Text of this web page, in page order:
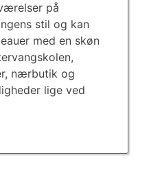
på
stil og kan
med en skøn
nærbutik og
lige ved